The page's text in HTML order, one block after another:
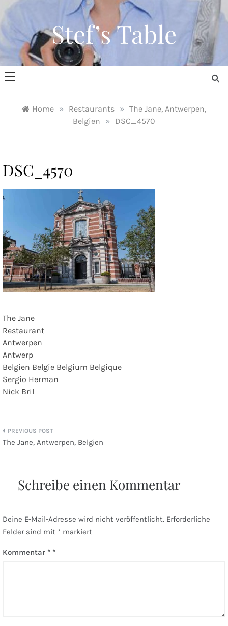
Skip
content
Stef’s Table
Home » Restaurants » The Jane, Antwerpen,
Belgien
» DSC_4570
DSC_4570
The Jane
Restaurant
Antwerpen
Antwerp
Belgien Belgie Belgium Belgique
Sergio Herman
Nick Bril
Beitragsnavigation
The Jane, Antwerpen, Belgien
Schreibe einen Kommentar
Deine E-Mail-Adresse wird nicht veröffentlicht. Erforderliche
Felder sind mit * markiert
Kommentar *